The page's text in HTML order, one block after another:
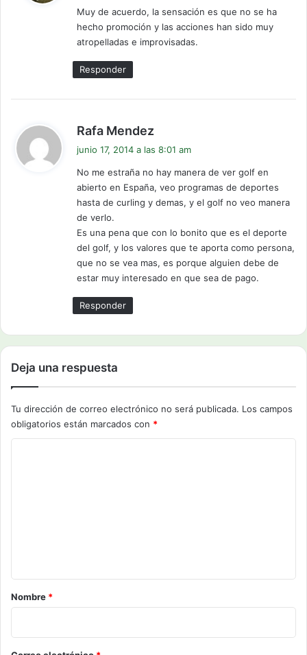
e
Muy de acuerdo, la sensación es que no se ha
hecho promoción y las acciones han sido muy
atropelladas e improvisadas.
Responder
Rafa Mendez
e
:
junio 17, 2014 a las 8:01 am
No me estraña no hay manera de ver golf en
abierto en España, veo programas de deportes
hasta de curling y demas, y el golf no veo manera
de verlo.
Es una pena que con lo bonito que es el deporte
del golf, y los valores que te aporta como persona,
que no se vea mas, es porque alguien debe de
estar muy interesado en que sea de pago.
Responder
Deja una respuesta
Tu dirección de correo electrónico no será publicada. Los campos
obligatorios están marcados con *
r
o
Nombre *